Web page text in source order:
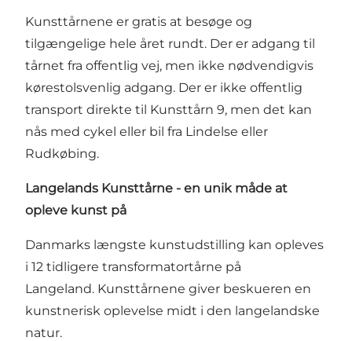
Kunsttårnene er gratis at besøge og
tilgængelige hele året rundt. Der er adgang til
tårnet fra offentlig vej, men ikke nødvendigvis
kørestolsvenlig adgang. Der er ikke offentlig
transport direkte til Kunsttårn 9, men det kan
nås med cykel eller bil fra Lindelse eller
Rudkøbing.
Langelands Kunsttårne - en unik måde at
opleve kunst på
Danmarks længste kunstudstilling kan opleves
i 12 tidligere transformatortårne på
Langeland. Kunsttårnene giver beskueren en
kunstnerisk oplevelse midt i den langelandske
natur.